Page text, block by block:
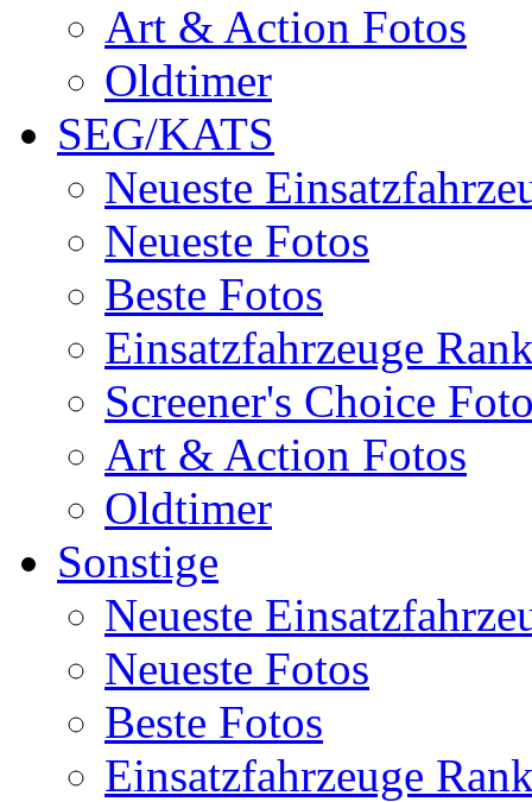
Art & Action Fotos
Oldtimer
SEG/KATS
Neueste
Neueste Fotos
Beste Fotos
Einsatzfahrzeuge
Screener's Choice
Art & Action Fotos
Oldtimer
Sonstige
Neueste
Neueste Fotos
Beste Fotos
Einsatzfahrzeuge